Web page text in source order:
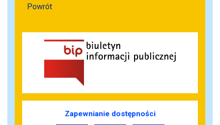
Powrót
Zapewnianie dostępności